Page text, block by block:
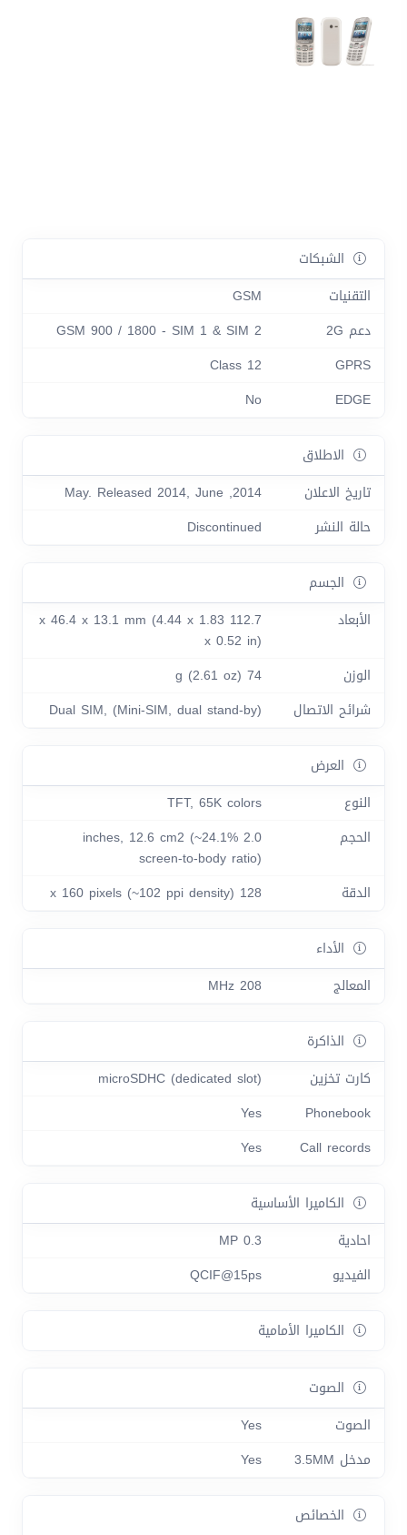
الشبكات
التقنيات
GSM
دعم 2G
GSM 900 / 1800 - SIM 1 & SIM 2
GPRS
Class 12
EDGE
No
الاطلاق
تاريخ الاعلان
2014, May. Released 2014, June
حالة النشر
Discontinued
الجسم
الأبعاد
112.7 x 46.4 x 13.1 mm (4.44 x 1.83
x 0.52 in)
الوزن
74 g (2.61 oz)
شرائح الاتصال
Dual SIM, (Mini-SIM, dual stand-by)
العرض
النوع
TFT, 65K colors
الحجم
2.0 inches, 12.6 cm2 (~24.1%
screen-to-body ratio)
الدقة
128 x 160 pixels (~102 ppi density)
الأداء
المعالج
208 MHz
الذاكرة
كارت تخزين
microSDHC (dedicated slot)
Phonebook
Yes
Call records
Yes
الكاميرا الأساسية
احادية
0.3 MP
الفيديو
QCIF@15ps
الكاميرا الأمامية
الصوت
الصوت
Yes
مدخل 3.5MM
Yes
الخصائص